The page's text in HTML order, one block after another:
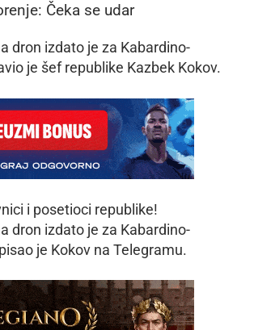
Čeka se udar
dron izdato je za Kabardino-
je šef republike Kazbek Kokov.
i posetioci republike!
dron izdato je za Kabardino-
je Kokov na Telegramu.